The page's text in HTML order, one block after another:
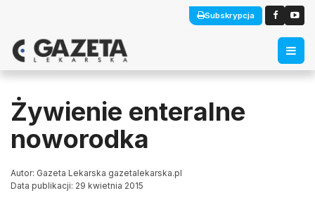
Subskrypcja
Żywienie enteralne
noworodka
Autor: Gazeta Lekarska gazetalekarska.pl
Data publikacji: 29 kwietnia 2015